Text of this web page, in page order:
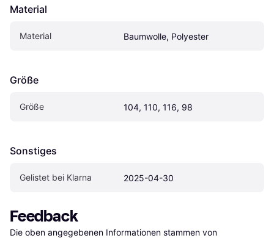
Material
Material Baumwolle, Polyester
Größe
Größe 104, 110, 116, 98
Sonstiges
Gelistet bei Klarna 2025-04-30
Feedback
Die oben angegebenen Informationen stammen von